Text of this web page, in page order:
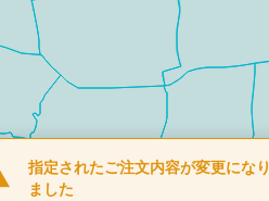
指定されたご注文内容が変更になり
ました